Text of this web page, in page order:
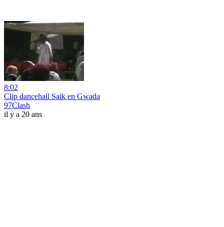
8:02
Clip dancehall Saik en Gwada
97Clash
il y a 20 ans